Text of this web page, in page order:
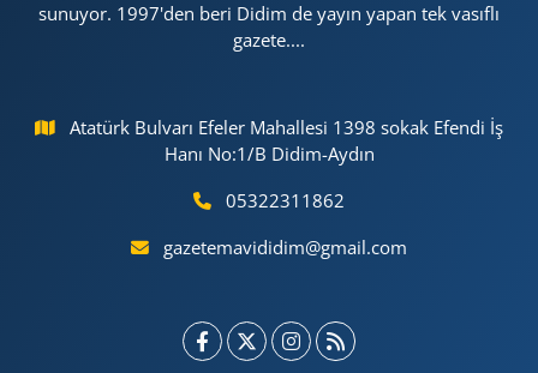
sunuyor. 1997'den beri Didim de yayın yapan tek vasıflı
gazete....
Atatürk Bulvarı Efeler Mahallesi 1398 sokak Efendi İş
Hanı No:1/B Didim-Aydın
05322311862
gazetemavididim@gmail.com